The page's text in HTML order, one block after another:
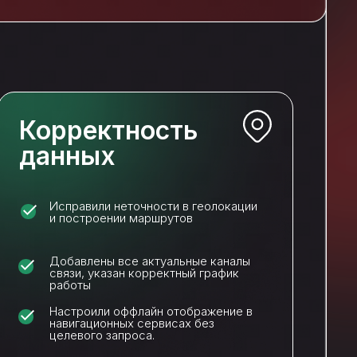
Корректность
данных
Исправили неточности в геолокации
и построении маршрутов
Добавлены все актуальные каналы
связи, указан корректный график
работы
Настроили оффлайн отображение в
навигационных сервисах без
целевого запроса.